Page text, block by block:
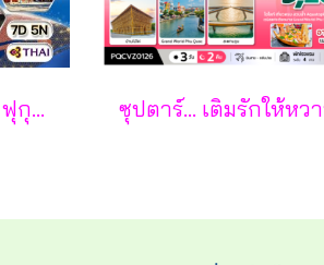
ทัวร์ญี่ปุ่น - โตเกียว - ฟุกุชิมะ - ยามากะตะ - เซนได 7 วัน - TG